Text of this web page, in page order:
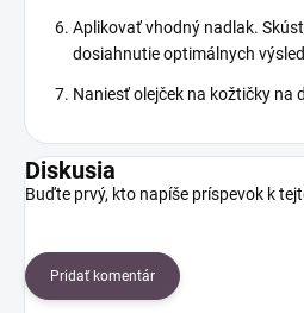
Aplikovať vhodný nadlak.
dosiahnutie optimálnych
Naniesť olejček na kožtičky na
Diskusia
Buďte prvý, kto napíše príspevok k
Pridať komentár